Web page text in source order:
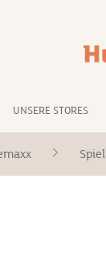
UNSERE STORES